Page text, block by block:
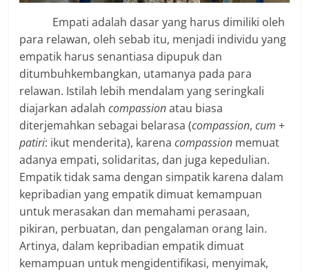
Empati adalah dasar yang harus dimiliki oleh
para relawan, oleh sebab itu, menjadi individu yang
empatik harus senantiasa dipupuk dan
ditumbuhkembangkan, utamanya pada para
relawan. Istilah lebih mendalam yang seringkali
diajarkan adalahcompassionatau biasa
diterjemahkan sebagai belarasa (compassion,cum +
patiri: ikut menderita), karenacompassion memuat
adanya empati, solidaritas, dan juga kepedulian.
Empatik tidak sama dengan simpatik karena dalam
kepribadian yang empatik dimuat kemampuan
untuk merasakan dan memahami perasaan,
pikiran, perbuatan, dan pengalaman orang lain.
Artinya, dalam kepribadian empatik dimuat
kemampuan untuk mengidentifikasi, menyimak,